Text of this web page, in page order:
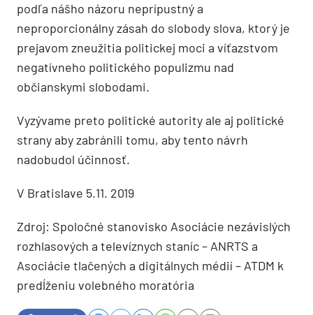
podľa nášho názoru neprípustný a
neproporcionálny zásah do slobody slova, ktorý je
prejavom zneužitia politickej moci a víťazstvom
negatívneho politického populizmu nad
občianskymi slobodami.
Vyzývame preto politické autority ale aj politické
strany aby zabránili tomu, aby tento návrh
nadobudol účinnosť.
V Bratislave 5.11. 2019
Zdroj: Spoločné stanovisko Asociácie nezávislých
rozhlasových a televíznych staníc – ANRTS a
Asociácie tlačených a digitálnych médií – ATDM k
predĺženiu volebného moratória